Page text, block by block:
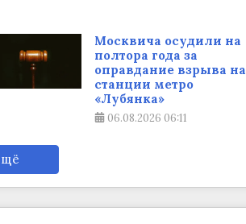
Москвича осудили на
полтора года за
оправдание взрыва на
станции метро
«Лубянка»
06.08.2026 06:11